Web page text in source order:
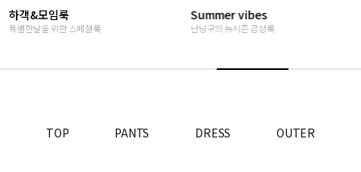
Summer vibes
난닝구의 뉴시즌 감성룩
베스트재진행
고객님들이 인정해주신 Steady seller
TOP PANTS DRESS OUTER